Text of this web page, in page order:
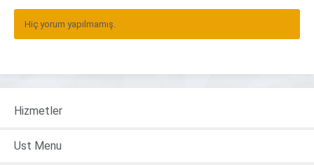
Hiç yorum yapılmamış.
Hizmetler
Ust Menu